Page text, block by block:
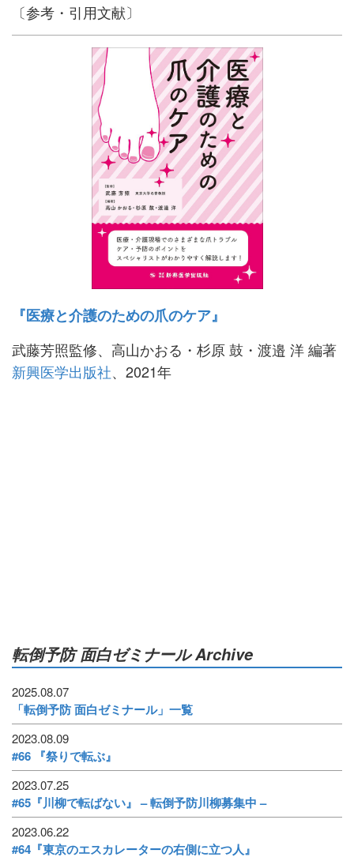
〔参考・引用文献〕
『医療と介護のための爪のケア』
武藤芳照監修、高山かおる・杉原 鼓・渡邉 洋 編著
新興医学出版社、2021年
転倒予防 面白ゼミナール Archive
2025.08.07
「転倒予防 面白ゼミナール」一覧
2023.08.09
#66 『祭りで転ぶ』
2023.07.25
#65『川柳で転ばない』 – 転倒予防川柳募集中 –
2023.06.22
#64『東京のエスカレーターの右側に立つ人』